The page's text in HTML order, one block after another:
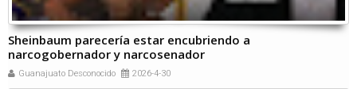
Sheinbaum parecería estar encubriendo a
narcogobernador y narcosenador
Guanajuato Desconocido 2026-4-30